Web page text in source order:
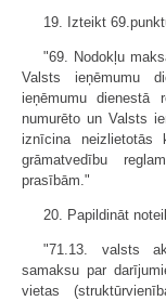
19. Izteikt
"69. Nodokļu
Valsts ieņēmumu
ieņēmumu dienestā
numurēto un Valsts
iznīcina
grāmatvedību
prasībām."
20. Papildināt
"71.13. valsts
samaksu par
vietas